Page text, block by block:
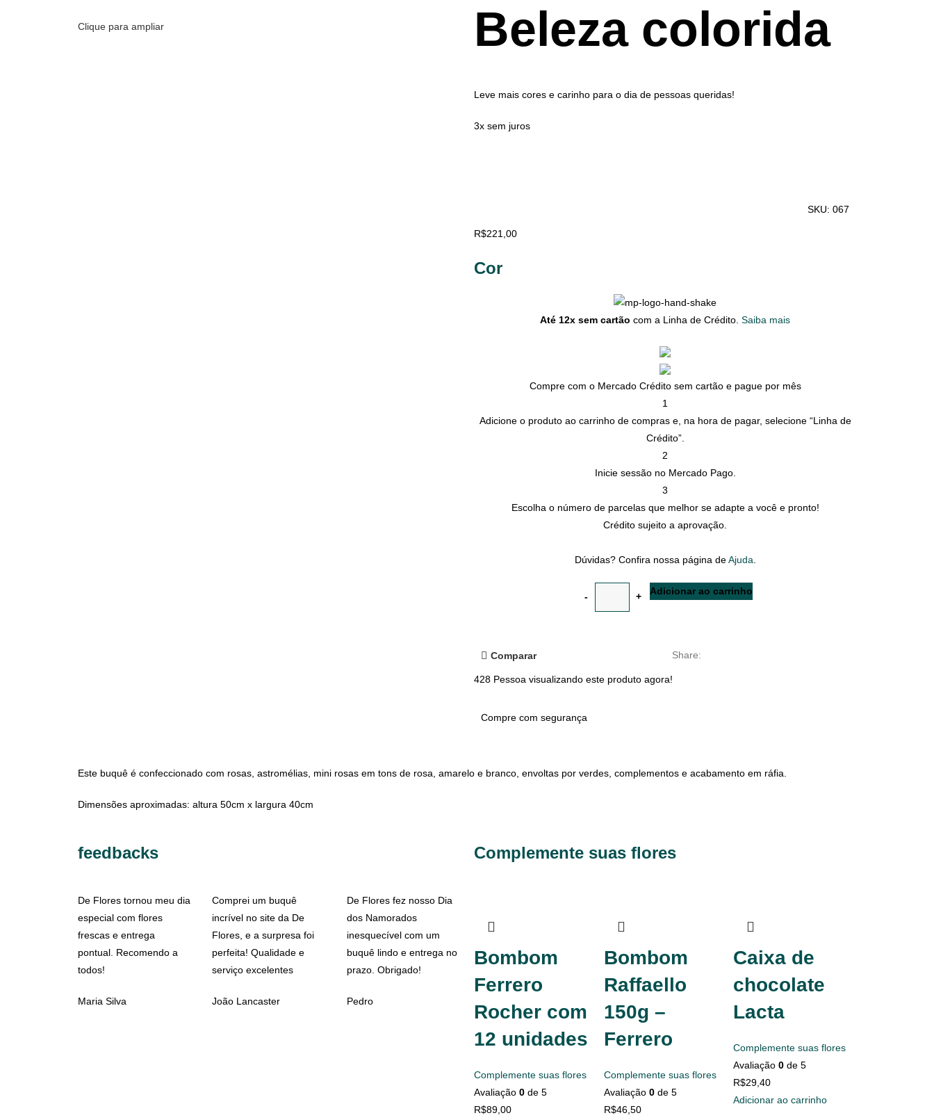
Clique para ampliar Beleza colorida
Leve mais cores e carinho para o dia de pessoas queridas!
3x sem juros
SKU: 067
R$221,00
Cor
Até 12x sem cartão com a Linha de Crédito. Saiba mais
Compre com o Mercado Crédito sem cartão e pague por mês
1
Adicione o produto ao carrinho de compras e, na hora de pagar, selecione “Linha de
Crédito”.
2
Inicie sessão no Mercado Pago.
3
Escolha o número de parcelas que melhor se adapte a você e pronto!
Crédito sujeito a aprovação.
Dúvidas? Confira nossa página deAjuda
Adicionar ao carrinho
Comparar Share:
428 Pessoa visualizando este produto agora!
Compre com segurança
Este buquê é confeccionado com rosas, astromélias, mini rosas em tons de rosa, amarelo e branco, envoltas por verdes, complementos e acabamento em ráfia.
Dimensões aproximadas: altura 50cm x largura 40cm
feedbacks
De Flores tornou meu dia
especial com flores
frescas e entrega
pontual. Recomendo a
todos!
Maria Silva
Comprei um buquê
incrível no site da De
Flores, e a surpresa foi
perfeita! Qualidade e
serviço excelentes
João Lancaster
De Flores fez nosso Dia
dos Namorados
inesquecível com um
buquê lindo e entrega no
prazo. Obrigado!
Pedro
Complemente suas flores
Bombom
Ferrero
Rocher com
12 unidades
Complemente suas flores
Avaliação 0 de 5
R$89,00
Bombom
Raffaello
150g –
Ferrero
Complemente suas flores
Avaliação 0de 5
R$46,50
Caixa de
chocolate
Lacta
Complemente suas flores
Avaliação0 de 5
R$29,40
Adicionar ao carrinho